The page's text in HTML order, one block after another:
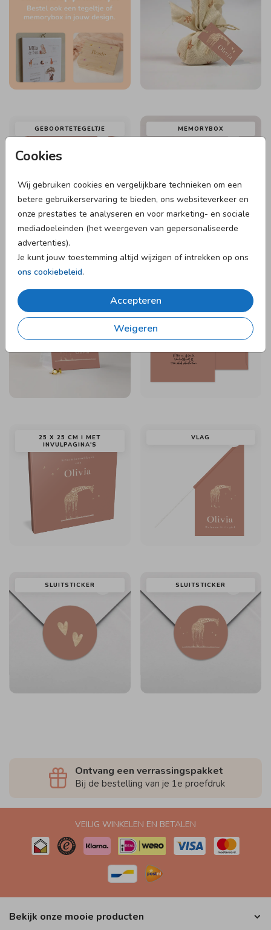
Cookies
Wij gebruiken cookies en vergelijkbare technieken om een
betere gebruikerservaring te bieden, ons websiteverkeer en
onze prestaties te analyseren en voor marketing- en sociale
mediadoeleinden (het weergeven van gepersonaliseerde
advertenties).
Je kunt jouw toestemming altijd wijzigen of intrekken op ons
ons cookiebeleid.
Accepteren
Weigeren
GEBOORTETEGELTJE MEMORYBOX
DOOPSUIKER
ENVELOP
25 X 25 CM I MET
INVULPAGINA'S
VLAG
SLUITSTICKER SLUITSTICKER
Ontvang een verrassingspakket
Bij de bestelling van je 1e proefdruk
VEILIG WINKELEN EN BETALEN
Bekijk onze mooie producten